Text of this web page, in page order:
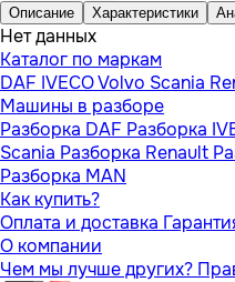
Описание Характеристики
Нет данных
Каталог по маркам
DAF IVECOVolvo Scania
Машины в разборе
Разборка DAF Разборка
Scania Разборка Renault
Разборка MAN
Как купить?
Оплата и доставка
О компании
Чем мы лучше других?